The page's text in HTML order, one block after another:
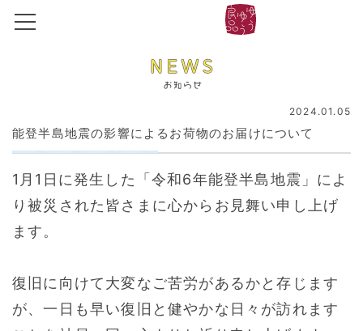
2024.01.05
能登半島地震の影響によるお荷物のお届けについて
1月1日に発生した「令和6年能登半島地震」によ
り被災された皆さまに心からお見舞い申し上げ
ます。
復旧に向けて大変なご苦労があるかと存じます
が、一日も早い復旧と健やかな日々が訪れます